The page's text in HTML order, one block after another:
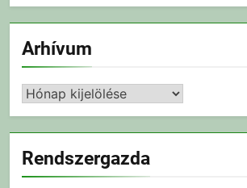
Arhívum
Arhívum
Rendszergazda